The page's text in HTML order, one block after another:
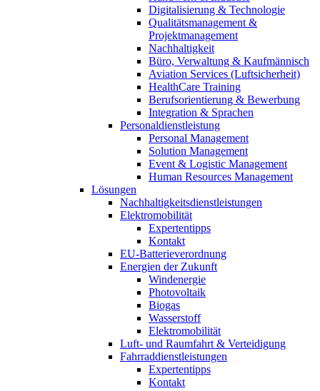
Digitalisierung & Technologie
Qualitätsmanagement &
Projektmanagement
Nachhaltigkeit
Büro, Verwaltung & Kaufmännisch
Aviation Services (Luftsicherheit)
HealthCare Training
Berufsorientierung & Bewerbung
Integration & Sprachen
Personaldienstleistung
Personal Management
Solution Management
Event & Logistic Management
Human Resources Management
Lösungen
Nachhaltigkeitsdienstleistungen
Elektromobilität
Expertentipps
Kontakt
EU-Batterieverordnung
Energien der Zukunft
Windenergie
Photovoltaik
Biogas
Wasserstoff
Elektromobilität
Luft- und Raumfahrt & Verteidigung
Fahrraddienstleistungen
Expertentipps
Kontakt